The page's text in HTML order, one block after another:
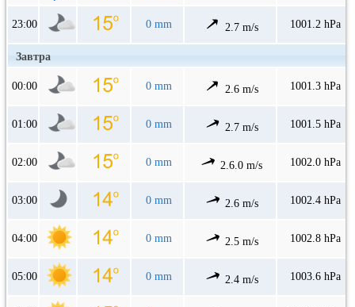
23:00 0 mm 2.7 m/s 1001.2 hPa
Завтра
00:00 0 mm 2.6 m/s 1001.3 hPa
01:00 0 mm 2.7 m/s 1001.5 hPa
02:00 0 mm 2.6.0 m/s 1002.0 hPa
03:00 0 mm 2.6 m/s 1002.4 hPa
04:00 0 mm 2.5 m/s 1002.8 hPa
05:00 0 mm 2.4 m/s 1003.6 hPa